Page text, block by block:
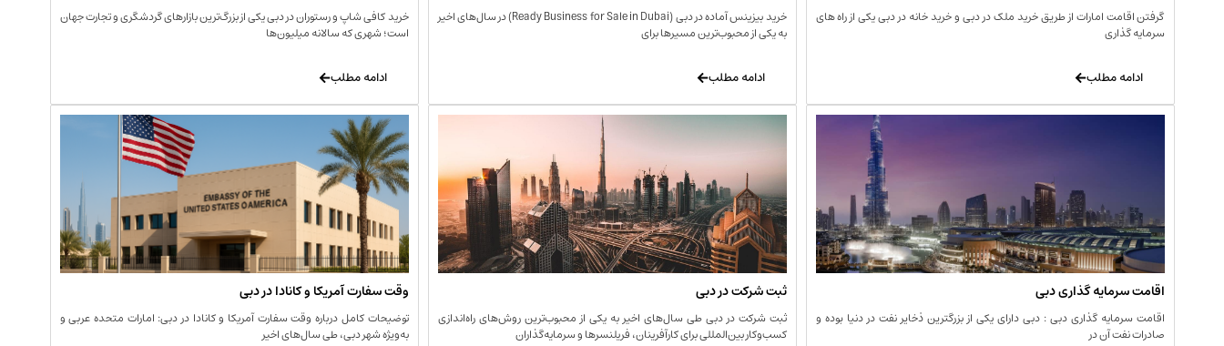
گرفتن اقامت امارات از طریق خرید ملک در دبی و خرید خانه در دبی یکی از راه های
سرمایه گذاری
ادامه مطلب
خرید بیزینس آماده در دبی (Ready Business for Sale in Dubai) در سال‌های اخیر
به یکی از محبوب‌ترین مسیرها برای
ادامه مطلب
خرید کافی‌ شاپ و رستوران در دبی یکی از بزرگ‌ترین بازارهای گردشگری و تجارت جهان
است؛ شهری که سالانه میلیون‌ها
ادامه مطلب
اقامت سرمایه گذاری دبی
اقامت سرمایه گذاری دبی : دبی دارای یکی از بزرگترین ذخایر نفت در دنیا بوده و
صادرات نفت آن در
ثبت شرکت در دبی
ثبت شرکت در دبی طی سال‌های اخیر به یکی از محبوب‌ترین روش‌های راه‌اندازی
کسب‌وکار بین‌المللی برای کارآفرینان، فریلنسرها و سرمایه‌گذاران
وقت سفارت آمریکا و کانادا در دبی
توضیحات کامل درباره وقت سفارت آمریکا و کانادا در دبی: امارات متحده عربی و
به‌ویژه شهر دبی، طی سال‌های اخیر